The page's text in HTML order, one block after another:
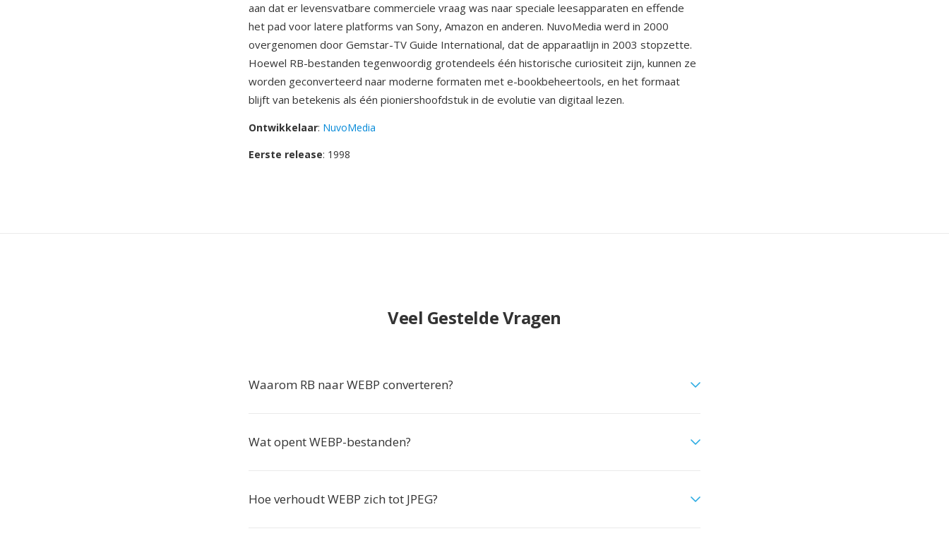
aan dat er levensvatbare commerciele vraag was naar speciale leesapparaten en effende
het pad voor latere platforms van Sony, Amazon en anderen. NuvoMedia werd in 2000
overgenomen door Gemstar-TV Guide International, dat de apparaatlijn in 2003 stopzette.
Hoewel RB-bestanden tegenwoordig grotendeels één historische curiositeit zijn, kunnen ze
worden geconverteerd naar moderne formaten met e-bookbeheertools, en het formaat
blijft van betekenis als één pioniershoofdstuk in de evolutie van digitaal lezen.
Ontwikkelaar: NuvoMedia
Eerste release: 1998
Veel Gestelde Vragen
Waarom RB naar WEBP converteren?
Wat opent WEBP-bestanden?
Hoe verhoudt WEBP zich tot JPEG?